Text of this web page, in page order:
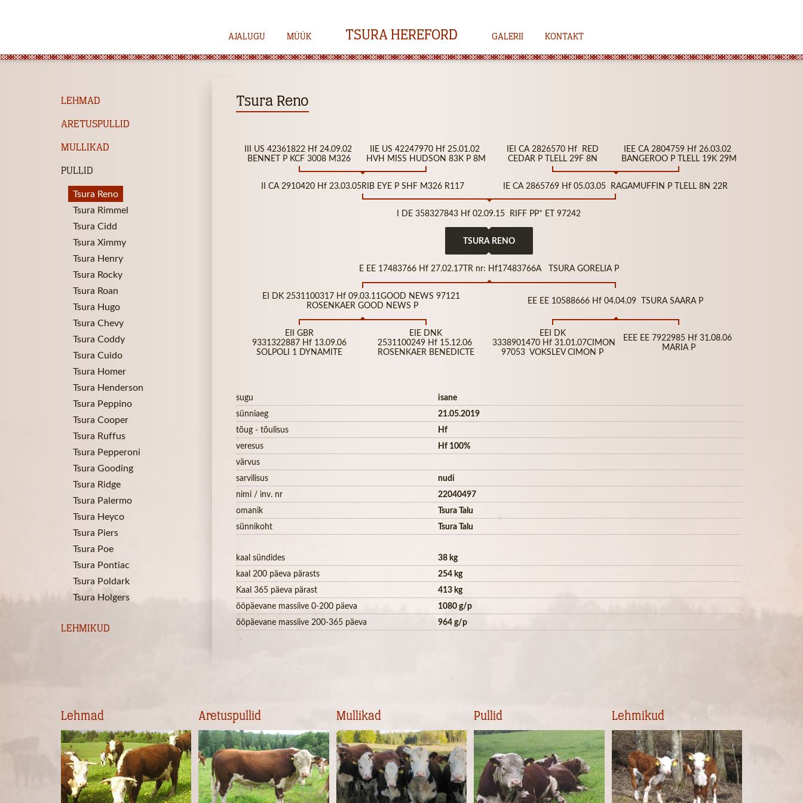
TSURA HEREFORD
AJALUGU MÜÜK GALERII KONTAKT
LEHMAD
ARETUSPULLID
MULLIKAD
PULLID
Tsura Reno
Tsura Rimmel
Tsura Cidd
Tsura Ximmy
Tsura Henry
Tsura Rocky
Tsura Roan
Tsura Hugo
Tsura Chevy
Tsura Coddy
Tsura Cuido
Tsura Homer
Tsura Henderson
Tsura Peppino
Tsura Cooper
Tsura Ruffus
Tsura Pepperoni
Tsura Gooding
Tsura Ridge
Tsura Palermo
Tsura Heyco
Tsura Piers
Tsura Poe
Tsura Pontiac
Tsura Poldark
Tsura Holgers
LEHMIKUD
Tsura Reno
III US 42361822 Hf 24.09.02
BENNET P KCF 3008 M326
IIE US 42247970 Hf 25.01.02
HVH MISS HUDSON 83K P 8M
IEI CA 2826570 Hf RED
CEDAR P TLELL 29F 8N
IEE CA 2804759 Hf 26.03.02
BANGEROO P TLELL 19K 29M
II CA 2910420 Hf 23.03.05RIB EYE P SHF M326 R117 IE CA 2865769 Hf 05.03.05 RAGAMUFFIN P TLELL 8N 22R
I DE 358327843 Hf 02.09.15 RIFF PP* ET 97242
TSURA RENO
E EE 17483766 Hf 27.02.17TR nr: Hf17483766A TSURA GORELIA P
EI DK 2531100317 Hf 09.03.11GOOD NEWS 97121
ROSENKAER GOOD NEWS P
EE EE 10588666 Hf 04.04.09 TSURA SAARA P
EII GBR
9331322887 Hf 13.09.06
SOLPOLI 1 DYNAMITE
EIE DNK
2531100249 Hf 15.12.06
ROSENKAER BENEDICTE
EEI DK
3338901470 Hf 31.01.07CIMON
97053 VOKSLEV CIMON P
EEE EE 7922985 Hf 31.08.06
MARIA P
sugu
isane
sünniaeg
21.05.2019
tõug - tõulisus
Hf
veresus
Hf 100%
värvus
sarvilisus
nudi
nimi / inv. nr
22040497
omanik
Tsura Talu
sünnikoht
Tsura Talu
kaal sündides
38 kg
kaal 200 päeva pärasts
254 kg
Kaal 365 päeva pärast
413 kg
ööpäevane massiive 0-200 päeva
1080 g/p
ööpäevane massiive 200-365 päeva
964 g/p
Lehmad Aretuspullid Mullikad Pullid Lehmikud